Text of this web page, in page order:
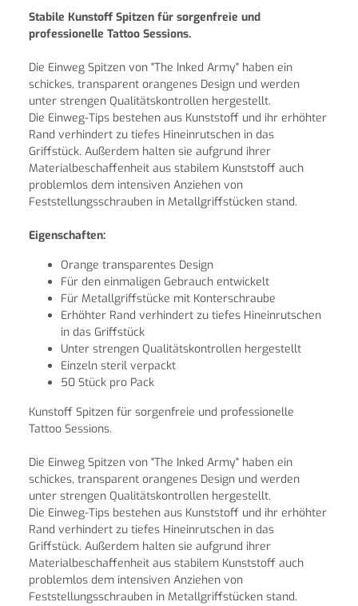
Stabile Kunstoff Spitzen für sorgenfreie und
professionelle Tattoo Sessions.
Die Einweg Spitzen von "The Inked Army" haben ein
schickes, transparent orangenes Design und werden
unter strengen Qualitätskontrollen hergestellt.
Die Einweg-Tips bestehen aus Kunststoff und ihr erhöhter
Rand verhindert zu tiefes Hineinrutschen in das
Griffstück. Außerdem halten sie aufgrund ihrer
Materialbeschaffenheit aus stabilem Kunststoff auch
problemlos dem intensiven Anziehen von
Feststellungsschrauben in Metallgriffstücken stand.
Eigenschaften:
Orange transparentes Design
Für den einmaligen Gebrauch entwickelt
Für Metallgriffstücke mit Konterschraube
Erhöhter Rand verhindert zu tiefes Hineinrutschen
in das Griffstück
Unter strengen Qualitätskontrollen hergestellt
Einzeln steril verpackt
50 Stück pro Pack
Kunstoff Spitzen für sorgenfreie und professionelle
Tattoo Sessions.
Die Einweg Spitzen von "The Inked Army" haben ein
schickes, transparent orangenes Design und werden
unter strengen Qualitätskontrollen hergestellt.
Die Einweg-Tips bestehen aus Kunststoff und ihr erhöhter
Rand verhindert zu tiefes Hineinrutschen in das
Griffstück. Außerdem halten sie aufgrund ihrer
Materialbeschaffenheit aus stabilem Kunststoff auch
problemlos dem intensiven Anziehen von
Feststellungsschrauben in Metallgriffstücken stand.